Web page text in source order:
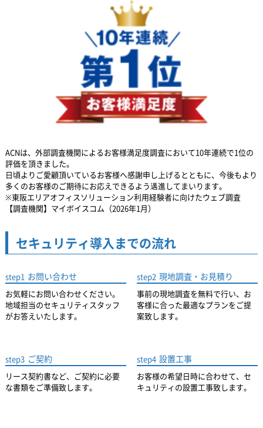
ACNは、外部調査機関によるお客様満足度調査において10年連続で1位の
評価を頂きました。
日頃よりご愛顧頂いているお客様へ感謝申し上げるとともに、 今後もより
多くのお客様のご期待にお応えできるよう邁進してまいります。
※東阪エリアオフィスソリューション利用経験者に向けたウェブ調査
【調査機関】マイボイスコム（2026年1月）
セキュリティ導入までの流れ
step1 お問い合わせ
お気軽にお問い合わせください。
地域担当のセキュリティスタッフ
がお答えいたします。
step2 現地調査・お見積り
事前の現地調査を無料で行い、お
客様に合った最適なプランをご提
案致します。
step3 ご契約
リース契約書など、ご契約に必要
な書類をご準備致します。
step4 設置工事
お客様の希望日時に合わせて、セ
キュリティの設置工事致します。